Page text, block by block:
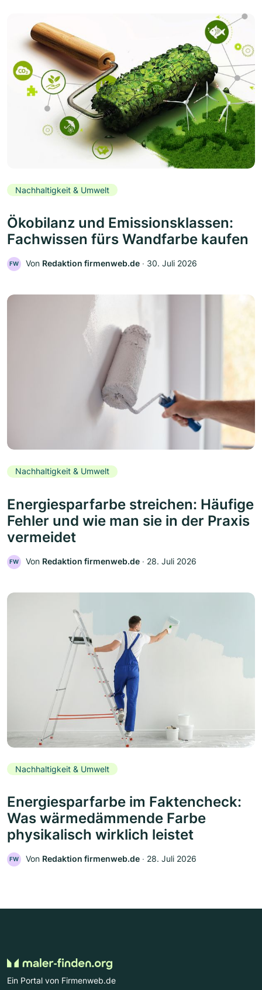
Nachhaltigkeit & Umwelt
Ökobilanz und Emissionsklassen:
Fachwissen fürs Wandfarbe kaufen
FW Von Redaktion firmenweb.de ‧ 30. Juli 2026
Nachhaltigkeit & Umwelt
Energiesparfarbe streichen: Häufige
Fehler und wie man sie in der Praxis
vermeidet
FW Von Redaktion firmenweb.de ‧ 28. Juli 2026
Nachhaltigkeit & Umwelt
Energiesparfarbe im Faktencheck:
Was wärmedämmende Farbe
physikalisch wirklich leistet
FW Von Redaktion firmenweb.de ‧ 28. Juli 2026
Ein Portal von Firmenweb.de